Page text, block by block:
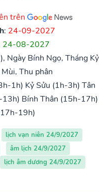
trên
: 24-09-2027
24-08-2027
Ngày Bính Ngọ, Tháng Kỷ
Thu phân
1h) Kỷ Sửu (1h-3h) Tân
13h) Bính Thân (15h-17h)
19h)
lịch vạn niên 24/9/2027
âm lịch 24/9/2027
lịch âm dương 24/9/2027